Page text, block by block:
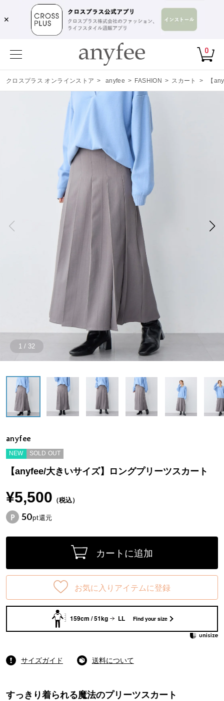
✕
0
クロスプラス オンラインストア > anyfee > FASHION > スカート > 【
1 / 32
anyfee
NEW SOLD OUT
【anyfee/大きいサイズ】ロングプリーツスカート
¥5,500 （税込）
50pt還元
カートに追加
お気に入りアイテムに登録
159cm / 51kg LL Find your size
サイズガイド 送料について
すっきり着られる魔法のプリーツスカート